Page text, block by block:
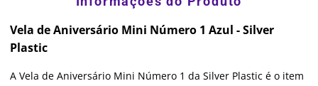
Vela de Aniversário Mini Número 1 Azul - Silver
Plastic
A Vela de Aniversário Mini Número 1 da Silver Plastic é o item